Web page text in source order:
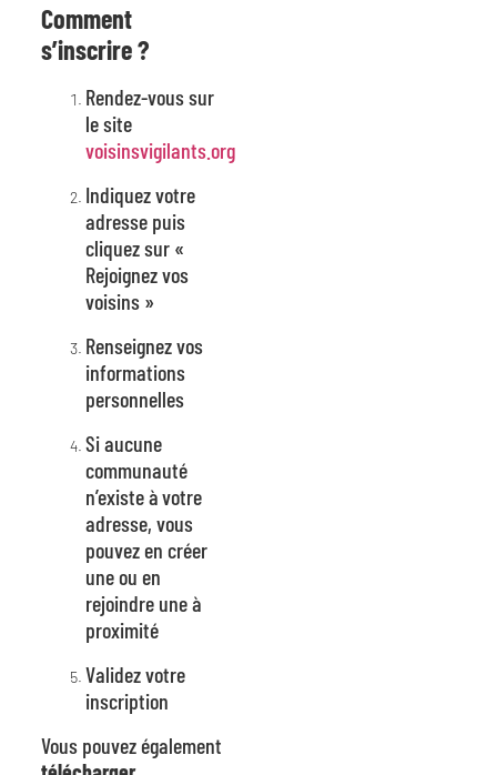
Comment
s’inscrire ?
Rendez-vous sur
le site
voisinsvigilants.org
Indiquez votre
adresse puis
cliquez sur «
Rejoignez vos
voisins »
Renseignez vos
informations
personnelles
Si aucune
communauté
n’existe à votre
adresse, vous
pouvez en créer
une ou en
rejoindre une à
proximité
Validez votre
inscription
Vous pouvez également